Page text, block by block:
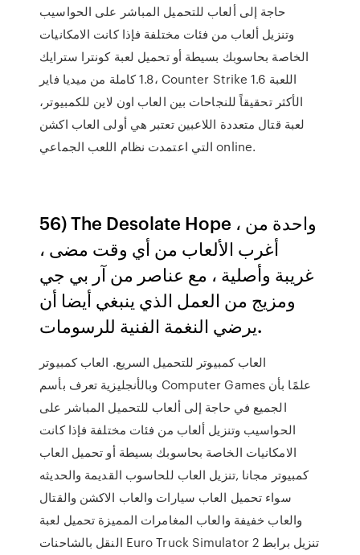
حاجة إلى ألعاب للتحميل المباشر على الحواسيب
وتنزيل ألعاب من فئات مختلفة فإذا كانت الامكانيات
الخاصة بحاسوبك بسيطة أو تحميل لعبة كونترا سترايك
1.8 كاملة من ميديا فاير، Counter Strike 1.6 اللعبة
الأكثر تحقيقاً للنجاحات بين العاب اون لاين للكمبيوتر،
لعبة قتال متعددة اللاعبين تعتبر هي أولى العاب اكشن
التي اعتمدت نظام اللعب الجماعي online.
56) The Desolate Hope ، واحدة من
أغرب الألعاب من أي وقت مضى ،
غريبة وأصلية ، مع عناصر من آر بي جي
ومزيج من العمل الذي ينبغي أيضا أن
يرضي النغمة الفنية للرسومات.
العاب كمبيوتر للتحميل السريع. العاب كمبيوتر
وبالأنجليزية تعرف بأسم Computer Games علمًا بأن
الجميع في حاجة إلى ألعاب للتحميل المباشر على
الحواسيب وتنزيل ألعاب من فئات مختلفة فإذا كانت
الامكانيات الخاصة بحاسوبك بسيطة أو تحميل العاب
كمبيوتر مجانا ,تنزيل العاب للحاسوب القديمة والحديثه
سواء تحميل العاب سيارات والعاب الاكشن والقتال
والعاب خفيفة والعاب المغامرات المميزة تحميل لعبة
النقل بالشاحنات Euro Truck Simulator 2 تنزيل برابط